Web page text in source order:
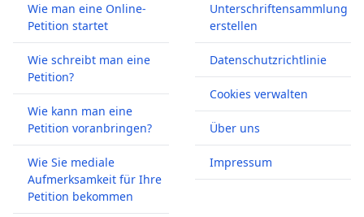
Wie man eine Online-
Petition startet
Wie schreibt man eine
Petition?
Wie kann man eine
Petition voranbringen?
Wie Sie mediale
Aufmerksamkeit für Ihre
Petition bekommen
Unterschriftensammlung
erstellen
Datenschutzrichtlinie
Cookies verwalten
Über uns
Impressum